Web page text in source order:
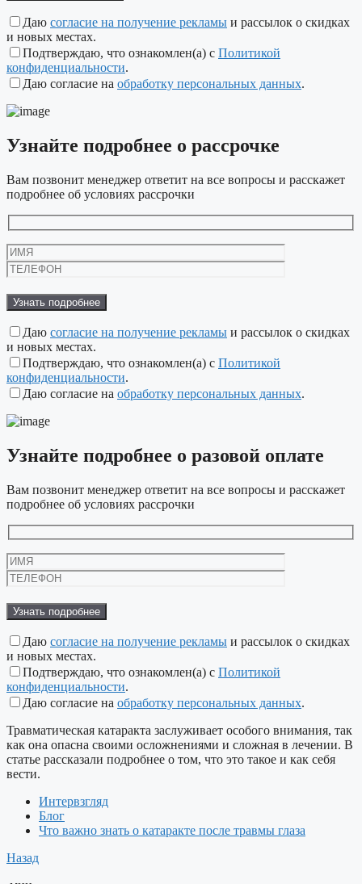
поле
пустым.
Даю согласие на получение рекламы и рассылок о скидках
и новых местах.
Подтверждаю, что ознакомлен(а) с Политикой
конфиденциальности.
Даю согласие на обработку персональных данных.
Узнайте подробнее о рассрочке
Вам позвонит менеджер ответит на все вопросы и расскажет
подробнее об условиях рассрочки
это
поле
пустым.
Даю согласие на получение рекламы и рассылок о скидках
и новых местах.
Подтверждаю, что ознакомлен(а) с Политикой
конфиденциальности.
Даю согласие на обработку персональных данных.
Узнайте подробнее о разовой оплате
Вам позвонит менеджер ответит на все вопросы и расскажет
подробнее об условиях рассрочки
это
поле
пустым.
Даю согласие на получение рекламы и рассылок о скидках
и новых местах.
Подтверждаю, что ознакомлен(а) с Политикой
конфиденциальности.
Даю согласие на обработку персональных данных.
Травматическая катаракта заслуживает особого внимания, так
как она опасна своими осложнениями и сложная в лечении. В
статье рассказали подробнее о том, что это такое и как себя
вести.
Интервзгляд
Блог
Что важно знать о катаракте после травмы глаза
Назад